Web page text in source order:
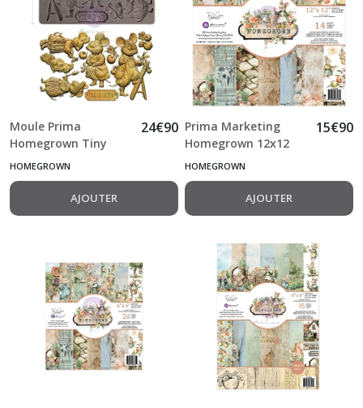
Moule Prima
Homegrown Tiny
Gardeners 12.7*20.3
24€90
HOMEGROWN
AJOUTER
Prima Marketing
Homegrown 12x12
Inch Paper Pad by
15€90
HOMEGROWN
AJOUTER
&
Keepsakes
(9)
Homegrown
Academia
(7)
Baker
(2)
Afficher